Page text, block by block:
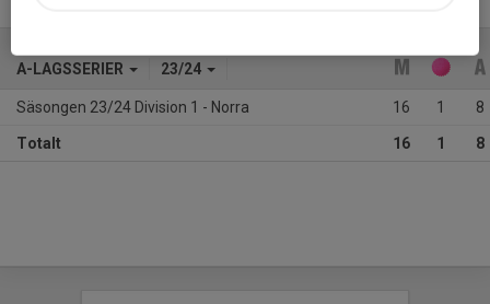
A-LAGSSERIER 23/24
Säsongen 23/24 Division 1 - Norra 16 1 8
Totalt 16 1 8